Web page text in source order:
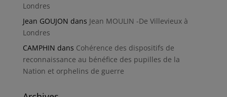
Londres
Jean GOUJON dans Jean MOULIN -De Villevieux à
Londres
CAMPHIN dans Cohérence des dispositifs de
reconnaissance au bénéfice des pupilles de la
Nation et orphelins de guerre